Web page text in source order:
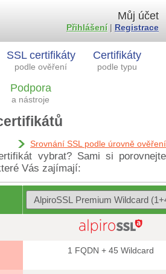
SSL certifikáty
podle ověření
Certifikáty
podle typu
Podpora
a nástroje
Můj účet
Přihlášení| Registrace
Srovnání SSL podle úrovně ověření
vybrat? Sami si porovnejte
Vás zajímají:
1 FQDN + 45 Wildcard